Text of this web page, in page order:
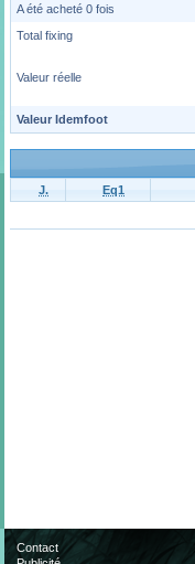
A été acheté 0 fois
Total fixing
Valeur réelle
Valeur Idemfoot
J.
Eq1
Contact